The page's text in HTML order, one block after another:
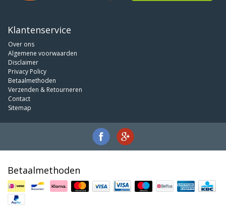
Klantenservice
Over ons
Algemene voorwaarden
Disclaimer
Privacy Policy
Betaalmethoden
Verzenden & Retourneren
Contact
Sitemap
Betaalmethoden